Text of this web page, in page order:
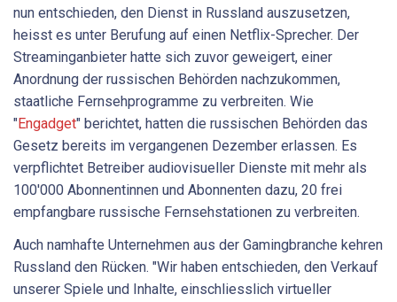
nun entschieden, den Dienst in Russland auszusetzen,
heisst es unter Berufung auf einen Netflix-Sprecher. Der
Streaminganbieter hatte sich zuvor geweigert, einer
Anordnung der russischen Behörden nachzukommen,
staatliche Fernsehprogramme zu verbreiten. Wie
"Engadget" berichtet, hatten die russischen Behörden das
Gesetz bereits im vergangenen Dezember erlassen. Es
verpflichtet Betreiber audiovisueller Dienste mit mehr als
100'000 Abonnentinnen und Abonnenten dazu, 20 frei
empfangbare russische Fernsehstationen zu verbreiten.
Auch namhafte Unternehmen aus der Gamingbranche kehren
Russland den Rücken. "Wir haben entschieden, den Verkauf
unserer Spiele und Inhalte, einschliesslich virtueller